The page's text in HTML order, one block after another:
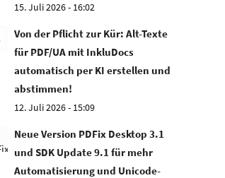
15. Juli 2026 - 16:02
Von der Pflicht zur Kür: Alt-Texte
für PDF/UA mit InkluDocs
automatisch per KI erstellen und
abstimmen!
12. Juli 2026 - 15:09
Neue Version PDFix Desktop 3.1
und SDK Update 9.1 für mehr
Automatisierung und Unicode-